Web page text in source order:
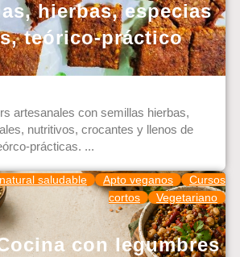
hierbas, especias
teórico-práctico
artesanales con semillas hierbas,
nutritivos, crocantes y llenos de
prácticas. ...
saludable Apto veganos
Cursos
cortos
Vegetariano
con legumbres